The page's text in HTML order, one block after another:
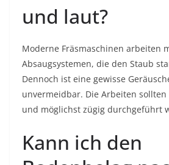
und laut?
Moderne Fräsmaschinen arbeiten
Absaugsystemen, die den Staub
Dennoch ist eine gewisse
unvermeidbar. Die Arbeiten
und möglichst zügig durchgeführt
Kann ich den